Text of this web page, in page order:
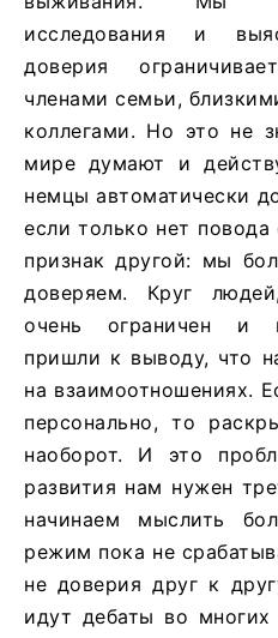
исследования и
доверия
членами семьи,
коллегами. Но это не
мире думают и
немцы автоматически
если только нет
признак другой: мы
доверяем. Круг
очень ограничен и
пришли к выводу, что
на взаимоотношениях.
персонально, то
наоборот. И это
развития нам нужен
начинаем мыслить
режим пока не
не доверия друг к
идут дебаты во